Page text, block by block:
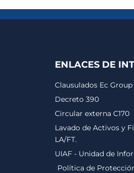
ENLACES DE
Clausulados Ec Group
Decreto 390
Circular externa C170
Lavado de Activos y
LA/FT.
UIAF - Unidad de
Política de